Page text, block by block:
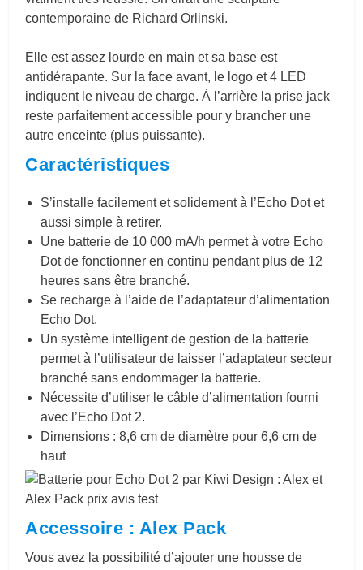
contemporaine de Richard Orlinski.
Elle est assez lourde en main et sa base est
antidérapante. Sur la face avant, le logo et 4 LED
indiquent le niveau de charge. À l’arrière la prise jack
reste parfaitement accessible pour y brancher une
autre enceinte (plus puissante).
Caractéristiques
S’installe facilement et solidement à l’Echo Dot et
aussi simple à retirer.
Une batterie de 10 000 mA/h permet à votre Echo
Dot de fonctionner en continu pendant plus de 12
heures sans être branché.
Se recharge à l’aide de l’adaptateur d’alimentation
Echo Dot.
Un système intelligent de gestion de la batterie
permet à l’utilisateur de laisser l’adaptateur secteur
branché sans endommager la batterie.
Nécessite d’utiliser le câble d’alimentation fourni
avec l’Echo Dot 2.
Dimensions : 8,6 cm de diamètre pour 6,6 cm de
haut
Accessoire : Alex Pack
Vous avez la possibilité d’ajouter une housse de